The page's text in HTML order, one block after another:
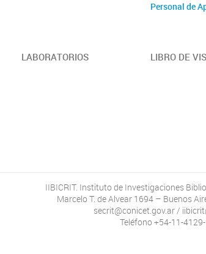
Personal de
LABORATORIOS LIBRO DE
IIBICRIT. Instituto de Investigaciones
Marcelo T. de Alvear 1694 – Buenos
secrit@conicet.gov.ar /
Teléfono +54-11-